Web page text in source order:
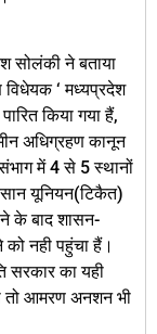
सोलंकी ने बताया
विधेयक ‘ मध्यप्रदेश
किया गया हैं,
अधिग्रहण कानून
में 4 से 5 स्थानों
यूनियन(टिकैत)
के बाद शासन-
नही पहुंचा हैं।
सरकार का यही
तो आमरण अनशन भी